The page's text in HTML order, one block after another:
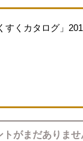
すくカタログ」
トがまだありませ